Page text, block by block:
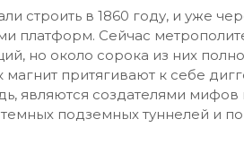
строить в 1860 году, и уже
платформ. Сейчас
но около сорока из них
магнит притягивают к себе
являются создателями
темных подземных туннелей и